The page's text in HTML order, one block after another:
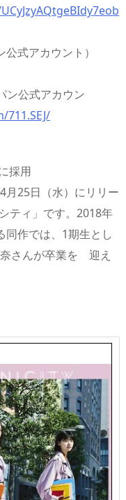
公式アカウント）
ン公式アカウン
採用
月25日（水）にリリー
ティ」です。2018年
作では、1期生とし
さんが卒業を 迎え